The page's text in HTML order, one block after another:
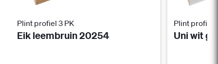
Plint profiel 3 PK
Eik leembruin 20254
Plint profiel
Uni wit